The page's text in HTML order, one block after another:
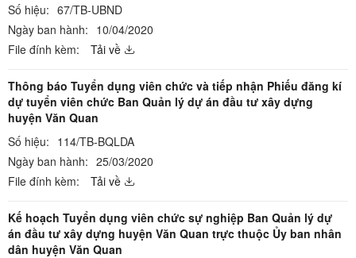
Số hiệu: 67/TB-UBND
Ngày ban hành: 10/04/2020
File đính kèm:
Tải về
Thông báo Tuyển dụng viên chức và tiếp nhận Phiếu đăng kí
dự tuyển viên chức Ban Quản lý dự án đầu tư xây dựng
huyện Văn Quan
Số hiệu: 114/TB-BQLDA
Ngày ban hành: 25/03/2020
File đính kèm:
Tải về
Kế hoạch Tuyển dụng viên chức sự nghiệp Ban Quản lý dự
án đầu tư xây dựng huyện Văn Quan trực thuộc Ủy ban nhân
dân huyện Văn Quan